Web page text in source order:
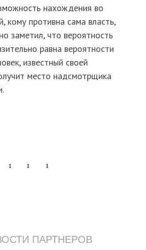
нахождения во
кому противна сама власть,
заметил, что вероятность
равна вероятности
известный своей
место надсмотрщика
1 1 1
ПАРТНЕРОВ